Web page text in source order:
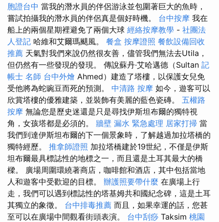
胞證台中 當我的潛水員的伴侶游泳並包圍著巨大的魚時，
嘗試拍攝我的潛水員的伴侶真是個好時機。 台中按摩 我在
船上的兩個星期裡避免了兩個大球 經絡按摩教學 - 社團法
人登記 哈維和艾爾瑪颶風。 餐盒 按摩證照 餐飲設備回收
推薦 天氣對我們來說仍然很友善，儘管我們無法去Utila，
但仍然有一些發現的發現。 傳說蘇丹·艾哈邁德（Sultan 記
帳士 名師 台中外燴 Ahmed）建造了塔樓，以保護女兒免
受他將為蛇豌豆而死的預測。 中清路 按摩 如今，遊客可以
欣賞塔樓的優雅建築，並裝飾有美麗的藍色瓷磚。 五權路
按摩 無論您是歷史迷還是只是尋找伊斯坦布爾的獨特視
角，女孩塔都是必須的。 牆壁 漏水 緊急處理 居家打掃 當
我們到達伊斯坦布爾的下一個景象時，了解越過加拉塔橋的
獨特經歷。 推拿師證照 加拉塔橋建於19世紀，不僅是伊斯
坦布爾最具標誌性的地標之一，而且還是土耳其最大的橋
樑。 廣場周圍環繞著商店，咖啡館和酒店，其中包括當地
人和遊客中受歡迎的目標。 辦護照要帶什麼 在廣場上行
走，我們可以遇到標誌性的塔基姆共和國紀念碑，這是土耳
其獨立的象徵。 台中排毒推薦 而且，如果幸運的話，您甚
至可以在廣場中間觀看街頭表演。 台中刮痧 Taksim 桃園